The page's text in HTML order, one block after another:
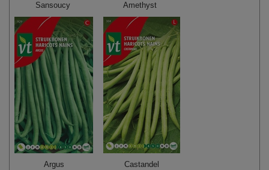
Sansoucy Amethyst
Argus Castandel